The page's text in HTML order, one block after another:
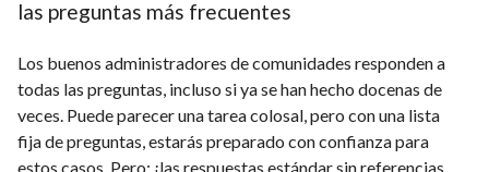
las preguntas más frecuentes
Los buenos administradores de comunidades responden a
todas las preguntas, incluso si ya se han hecho docenas de
veces. Puede parecer una tarea colosal, pero con una lista
fija de preguntas, estarás preparado con confianza para
estos casos. Pero: ¡las respuestas estándar sin referencias